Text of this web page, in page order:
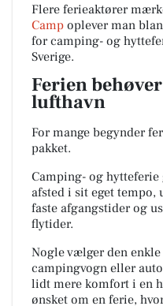
Flere ferieaktører
Camp oplever man
for camping- og
Sverige.
Ferien
lufthavn
For mange begynder
pakket.
Camping- og
afsted i sit eget tempo,
faste afgangstider og
flytider.
Nogle vælger den
campingvogn eller
lidt mere komfort i en
ønsket om en ferie,